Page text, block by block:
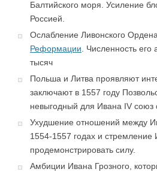
Балтийского моря. Усиление
Россией.
Ослабление Ливонского
Реформации. Численность его
тысяч
Польша и Литва проявляют
заключают в 1557 году
невыгодный для Ивана IV союз
Ухудшение отношений между
1554-1557 годах и стремление
продемонстрировать силу.
Амбиции Ивана Грозного,